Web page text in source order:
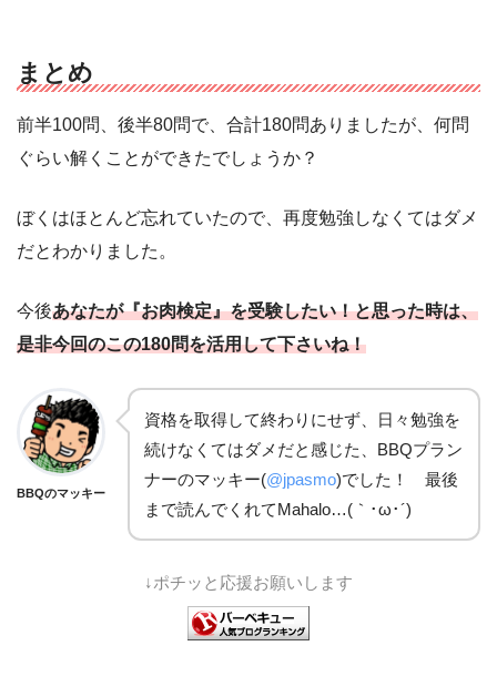
まとめ
前半100問、後半80問で、合計180問ありましたが、何問
ぐらい解くことができたでしょうか？
ぼくはほとんど忘れていたので、再度勉強しなくてはダメ
だとわかりました。
今後あなたが『お肉検定』を受験したい！と思った時は、
是非今回のこの180問を活用して下さいね！
BBQのマッキー
資格を取得して終わりにせず、日々勉強を
続けなくてはダメだと感じた、BBQプラン
ナーのマッキー(@jpasmo)でした！ 最後
まで読んでくれてMahalo…(｀･ω･´)ゞ
↓ポチッと応援お願いします